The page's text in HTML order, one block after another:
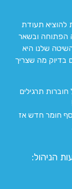
להוציא תעודת
הפתוחה ובשאר
שלנו היא
בדיוק מה שצריך
תרגילים
חומר חדש אז
הניהול: